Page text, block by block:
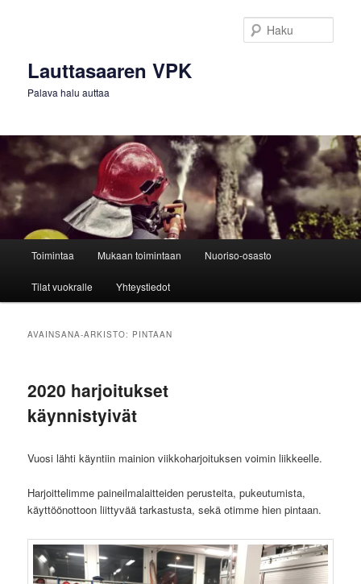
Lauttasaaren VPK
Palava halu auttaa
Toimintaa Mukaan toimintaan Nuoriso-osasto
Tilat vuokralle Yhteystiedot
AVAINSANA-ARKISTO: PINTAAN
2020 harjoitukset
käynnistyivät
Vuosi lähti käyntiin mainion viikkoharjoituksen voimin liikkeelle.
Harjoittelimme paineilmalaitteiden perusteita, pukeutumista,
käyttöönottoon liittyvää tarkastusta, sekä otimme hien pintaan.